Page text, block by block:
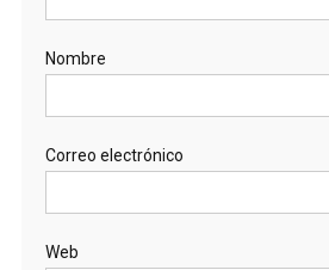
Nombre
Correo electrónico
Web